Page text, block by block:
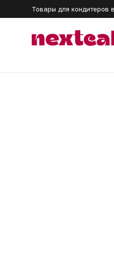
Товары для кондитеров